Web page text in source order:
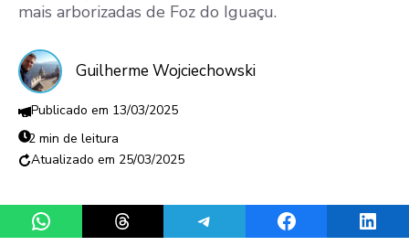
mais arborizadas de Foz do Iguaçu.
Guilherme Wojciechowski
13/03/2025
2 min de leitura
25/03/2025
Share on WhatsAppShare on ThreadsShare on TelegramShare on Facebook